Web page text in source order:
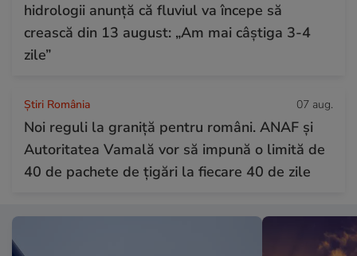
hidrologii anunță că fluviul va începe să
crească din 13 august: „Am mai câștiga 3-4
zile”
Știri România 07 aug.
Noi reguli la graniță pentru români. ANAF și
Autoritatea Vamală vor să impună o limită de
40 de pachete de țigări la fiecare 40 de zile